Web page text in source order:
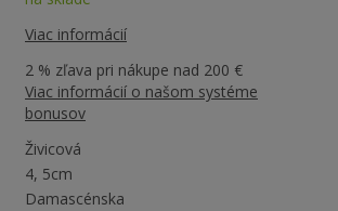
Viac informácií
2 % zľava pri nákupe nad 200 €
Viac informácií o našom systéme
bonusov
Živicová
4, 5cm
Damascénska